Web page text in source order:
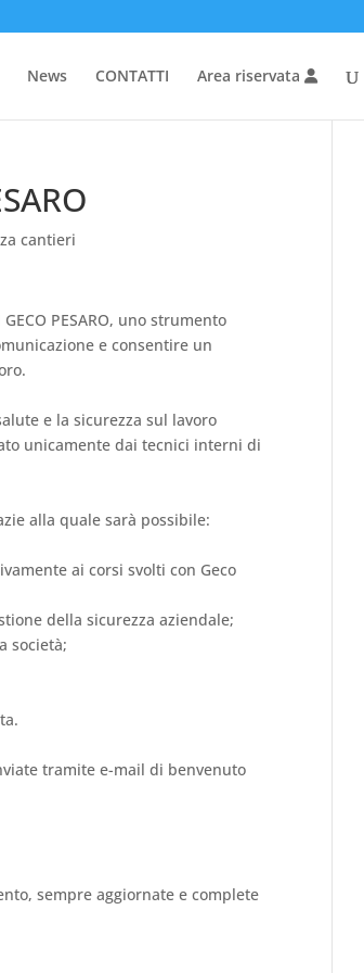
News CONTATTI Area riservata
cantieri
PESARO, uno strumento
e consentire un
e la sicurezza sul lavoro
unicamente dai tecnici interni di
alla quale sarà possibile:
ai corsi svolti con Geco
della sicurezza aziendale;
società;
tramite e-mail di benvenuto
sempre aggiornate e complete